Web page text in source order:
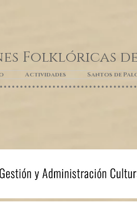
Folklóricas
Actividades Santos de